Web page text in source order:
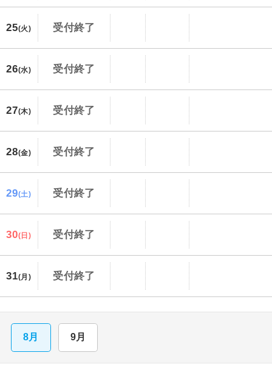
25(火) 受付終了
26(水) 受付終了
27(木) 受付終了
28(金) 受付終了
29(土) 受付終了
30(日) 受付終了
31(月) 受付終了
8月 9月